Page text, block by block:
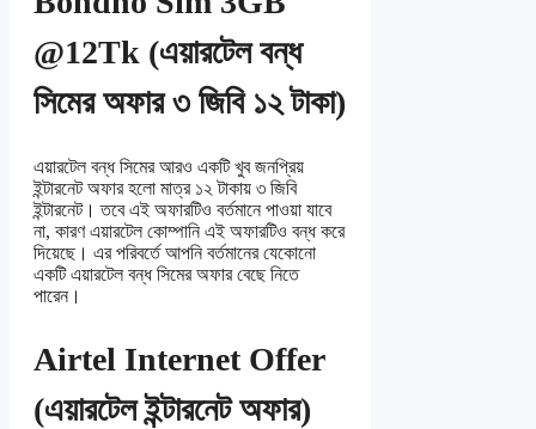
@12Tk (এয়ারটেল বন্ধ
সিমের অফার ৩ জিবি ১২ টাকা)
এয়ারটেল বন্ধ সিমের আরও একটি খুব জনপ্রিয়
ইন্টারনেট অফার হলো মাত্র ১২ টাকায় ৩ জিবি
ইন্টারনেট। তবে এই অফারটিও বর্তমানে পাওয়া যাবে
না, কারণ এয়ারটেল কোম্পানি এই অফারটিও বন্ধ করে
দিয়েছে। এর পরিবর্তে আপনি বর্তমানের যেকোনো
একটি এয়ারটেল বন্ধ সিমের অফার বেছে নিতে
পারেন।
Airtel Internet Offer
(এয়ারটেল ইন্টারনেট অফার)